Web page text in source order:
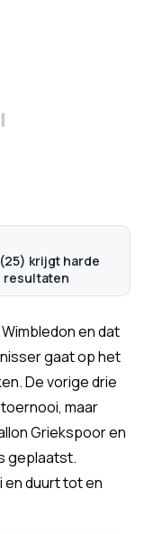
krijgt harde
resultaten
en dat
gaat op het
De vorige drie
maar
Griekspoor en
geplaatst.
en duurt tot en